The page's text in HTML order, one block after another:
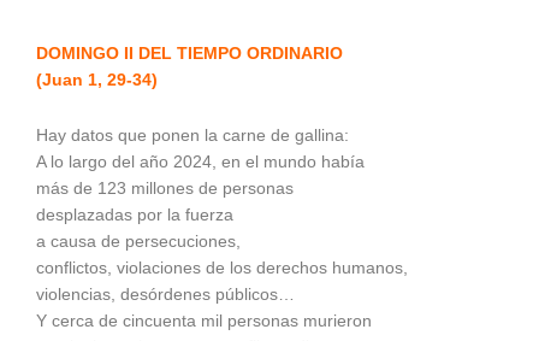
DOMINGO II DEL TIEMPO ORDINARIO
(Juan 1, 29-34)
Hay datos que ponen la carne de gallina:
A lo largo del año 2024, en el mundo había
más de 123 millones de personas
desplazadas por la fuerza
a causa de persecuciones,
conflictos, violaciones de los derechos humanos,
violencias, desórdenes públicos…
Y cerca de cincuenta mil personas murieron